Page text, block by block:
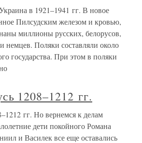
в 1921–1941 гг. В новое
Пилсудским железом и кровью,
миллионы русских, белорусов,
немцев. Поляки составляли около
государства. При этом в поляки
1208–1212 гг.
гг. Но вернемся к делам
дети покойного Романа
и Василек все еще оставались